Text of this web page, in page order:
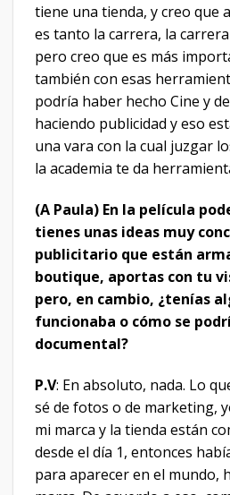
tiene una tienda, y creo que
es tanto la carrera, la
pero creo que es más
también con esas
podría haber hecho Cine y
haciendo publicidad y eso
una vara con la cual juzgar
la academia te da
(A Paula) En la película
tienes unas ideas muy
publicitario que están
boutique, aportas con tu
pero, en cambio, ¿tenías
funcionaba o cómo se
documental?
P.V: En absoluto, nada. Lo
sé de fotos o de marketing,
mi marca y la tienda están
desde el día 1, entonces
para aparecer en el mundo,